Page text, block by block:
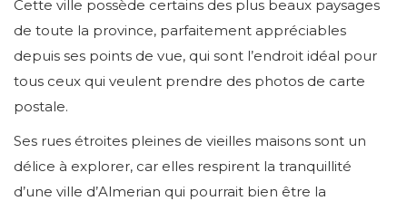
Cette ville possède certains des plus beaux paysages
de toute la province, parfaitement appréciables
depuis ses points de vue, qui sont l’endroit idéal pour
tous ceux qui veulent prendre des photos de carte
postale.
Ses rues étroites pleines de vieilles maisons sont un
délice à explorer, car elles respirent la tranquillité
d’une ville d’Almerian qui pourrait bien être la